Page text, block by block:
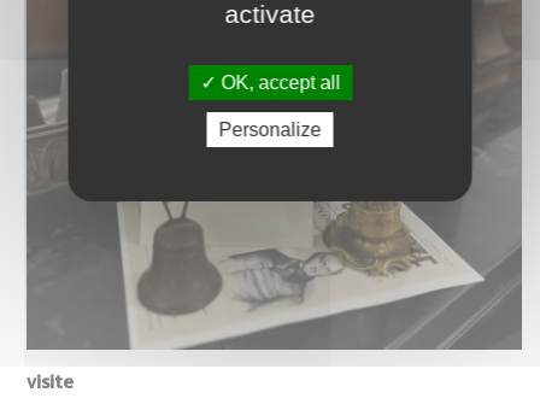
visite
activate
OK, accept all
Personalize